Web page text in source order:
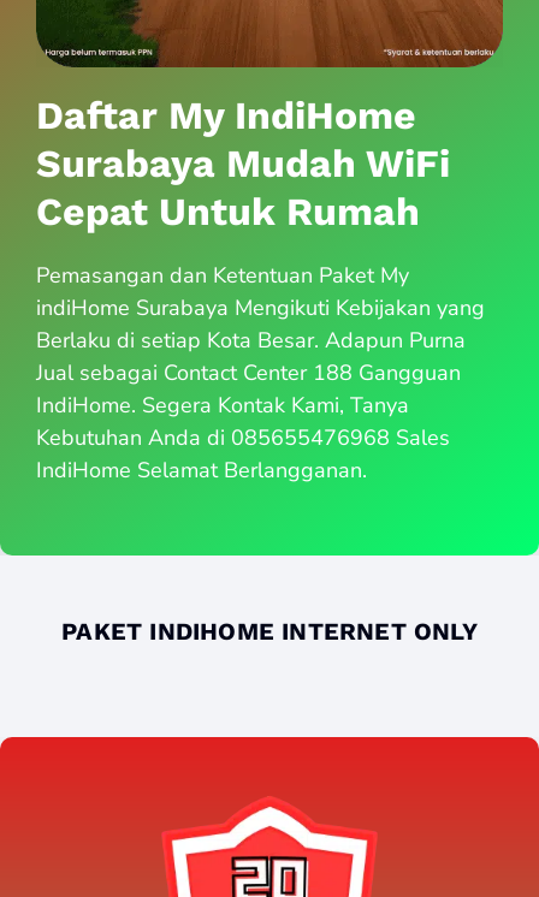
Daftar My IndiHome
Surabaya Mudah WiFi
Cepat Untuk Rumah
Pemasangan dan Ketentuan Paket My
indiHome Surabaya Mengikuti Kebijakan yang
Berlaku di setiap Kota Besar. Adapun Purna
Jual sebagai Contact Center 188 Gangguan
IndiHome. Segera Kontak Kami, Tanya
Kebutuhan Anda di 085655476968 Sales
IndiHome Selamat Berlangganan.
PAKET INDIHOME INTERNET ONLY